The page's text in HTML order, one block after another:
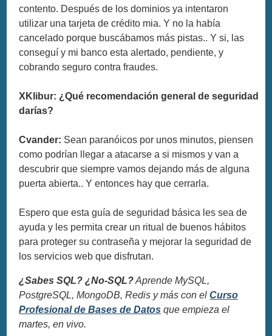
contento. Después de los dominios ya intentaron
utilizar una tarjeta de crédito mia. Y no la había
cancelado porque buscábamos más pistas.. Y si, las
conseguí y mi banco esta alertado, pendiente, y
cobrando seguro contra fraudes.
XKlibur: ¿Qué recomendación general de seguridad
darías?
Cvander: Sean paranóicos por unos minutos, piensen
como podrían llegar a atacarse a si mismos y van a
descubrir que siempre vamos dejando más de alguna
puerta abierta.. Y entonces hay que cerrarla.
Espero que esta guía de seguridad básica les sea de
ayuda y les permita crear un ritual de buenos hábitos
para proteger su contraseña y mejorar la seguridad de
los servicios web que disfrutan.
¿Sabes SQL? ¿No-SQL?Aprende MySQL,
PostgreSQL, MongoDB, Redis y más con elCurso
Profesional de Bases de Datos que empieza el
martes, en vivo.